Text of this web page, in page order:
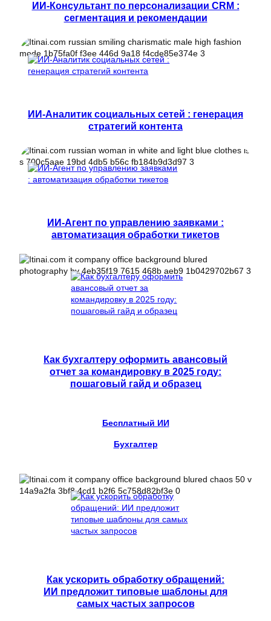
ИИ-Консультант по персонализации CRM :
сегментация и рекомендации
ИИ-Аналитик социальных сетей : генерация
стратегий контента
ИИ-Агент по управлению заявками :
автоматизация обработки тикетов
Как бухгалтеру оформить авансовый
отчет за командировку в 2025 году:
пошаговый гайд и образец
Бесплатный ИИ
Бухгалтер
Как ускорить обработку обращений:
ИИ предложит типовые шаблоны для
самых частых запросов